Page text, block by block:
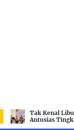
Rayakan Idul
Laksanakan